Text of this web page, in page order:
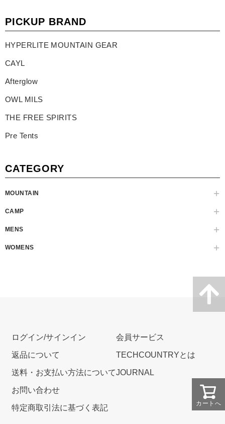
PICKUP BRAND
HYPERLITE MOUNTAIN GEAR
CAYL
Afterglow
OWL MILS
THE FREE SPIRITS
Pre Tents
CATEGORY
MOUNTAIN
CAMP
MENS
WOMENS
カートへ
ログイン/サインイン
返品について
送料・お支払い方法について
お問い合わせ
特定商取引法に基づく表記
会員サービス
TECHCOUNTRYとは
JOURNAL